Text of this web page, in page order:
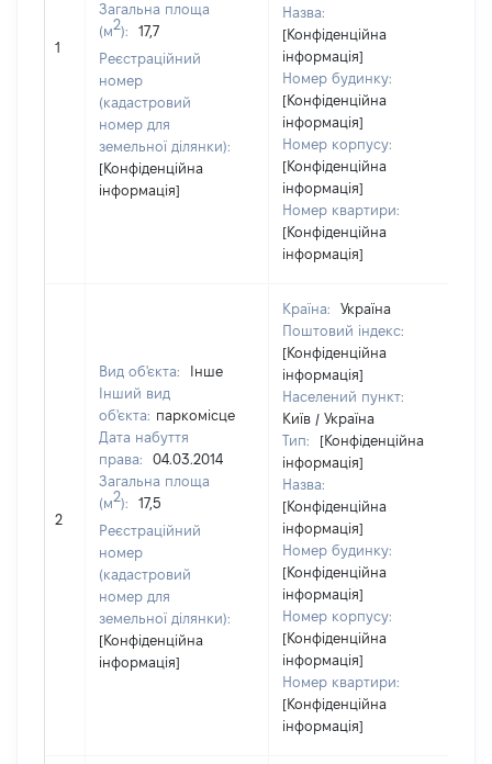
1
Загальна площа
(м2):
17,7
Реєстраційний
номер
(кадастровий
номер для
земельної ділянки):
[Конфіденційна
інформація]
Назва:
[Конфіденційна
інформація]
Номер будинку:
[Конфіденційна
інформація]
Номер корпусу:
[Конфіденційна
інформація]
Номер квартири:
[Конфіденційна
інформація]
2
Вид об'єкта:
Інше
Інший вид
об'єкта: паркомісце
Дата набуття
права:
04.03.2014
Загальна площа
(м2):
17,5
Реєстраційний
номер
(кадастровий
номер для
земельної ділянки):
[Конфіденційна
інформація]
Країна:
Україна
Поштовий індекс:
[Конфіденційна
інформація]
Населений пункт:
Київ / Україна
Тип:
[Конфіденційна
інформація]
Назва:
[Конфіденційна
інформація]
Номер будинку:
[Конфіденційна
інформація]
Номер корпусу:
[Конфіденційна
інформація]
Номер квартири:
[Конфіденційна
інформація]